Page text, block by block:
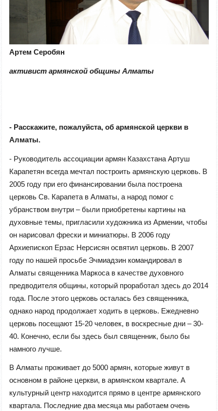
Aртем Серобян
активист армянской общины Алматы
- Расскажите, пожалуйста, об армянской церкви в
Алматы.
- Руководитель ассоциации армян Казахстана Артуш
Карапетян всегда мечтал построить армянскую церковь. В
2005 году при его финансировании была построена
церковь Св. Карапета в Алматы, а народ помог с
убранством внутри – были приобретены картины на
духовные темы, пригласили художника из Армении, чтобы
он нарисовал фрески и миниатюры. В 2006 году
Архиепископ Ерзас Нерсисян освятил церковь. В 2007
году по нашей просьбе Эчмиадзин командировал в
Алматы священника Маркоса в качестве духовного
предводителя общины, который проработал здесь до 2014
года. После этого церковь осталась без священника,
однако народ продолжает ходить в церковь. Ежедневно
церковь посещают 15-20 человек, в воскресные дни – 30-
40. Конечно, если бы здесь был священник, было бы
намного лучше.
В Алматы проживает до 5000 армян, которые живут в
основном в районе церкви, в армянском квартале. А
культурный центр находится прямо в центре армянского
квартала. Последние два месяца мы работаем очень